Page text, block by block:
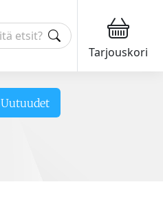
Tarjouskori
Uutuudet